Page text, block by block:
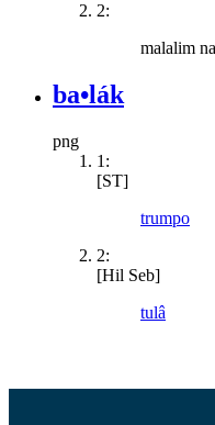
2:
malalim
ba•lák
png
1:
[ST]
trumpo
2:
[Hil Seb]
tulâ